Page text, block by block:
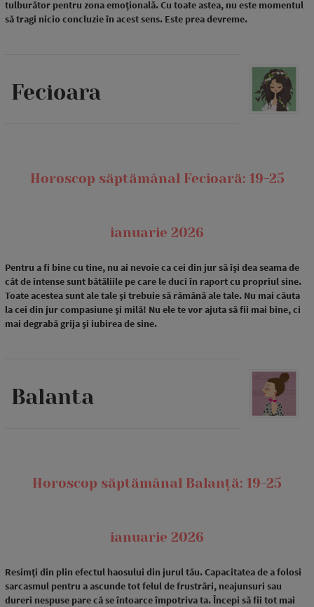
tulburător pentru zona emoțională. Cu toate astea, nu este momentul
să tragi nicio concluzie în acest sens. Este prea devreme.
Fecioara
Horoscop săptămânal Fecioară: 19-25
ianuarie 2026
Pentru a fi bine cu tine, nu ai nevoie ca cei din jur să își dea seama de
cât de intense sunt bătăliile pe care le duci în raport cu propriul sine.
Toate acestea sunt ale tale și trebuie să rămână ale tale. Nu mai căuta
la cei din jur compasiune și milă! Nu ele te vor ajuta să fii mai bine, ci
mai degrabă grija și iubirea de sine.
Balanta
Horoscop săptămânal Balanță: 19-25
ianuarie 2026
Resimți din plin efectul haosului din jurul tău. Capacitatea de a folosi
sarcasmul pentru a ascunde tot felul de frustrări, neajunsuri sau
dureri nespuse pare că se întoarce împotriva ta. Începi să fii tot mai